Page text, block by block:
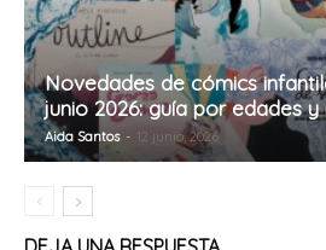
Novedades de cómics
junio 2026: guía por edades
Aida Santos - 12 junio, 2026